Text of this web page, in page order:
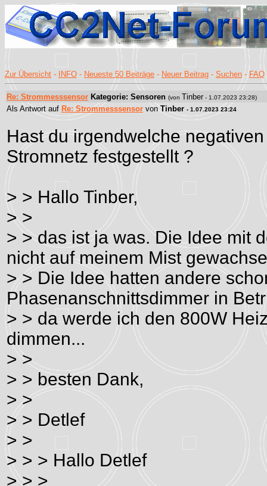
Zur Übersicht - INFO - Neueste 50 Beiträge - Neuer Beitrag - Suchen - FAQ
Re: Strommesssensor Kategorie: Sensoren (von Tinber - 1.07.2023 23:28)
Als Antwort auf Re: Strommesssensor von Tinber - 1.07.2023 23:24
Hast du irgendwelche
Stromnetz festgestellt ?
> > Hallo Tinber,
> >
> > das ist ja was. Die Idee mit
nicht auf meinem Mist
> > Die Idee hatten andere
Phasenanschnittsdimmer in
> > da werde ich den 800W
dimmen...
> >
> > besten Dank,
> >
> > Detlef
> >
> > > Hallo Detlef
> > >